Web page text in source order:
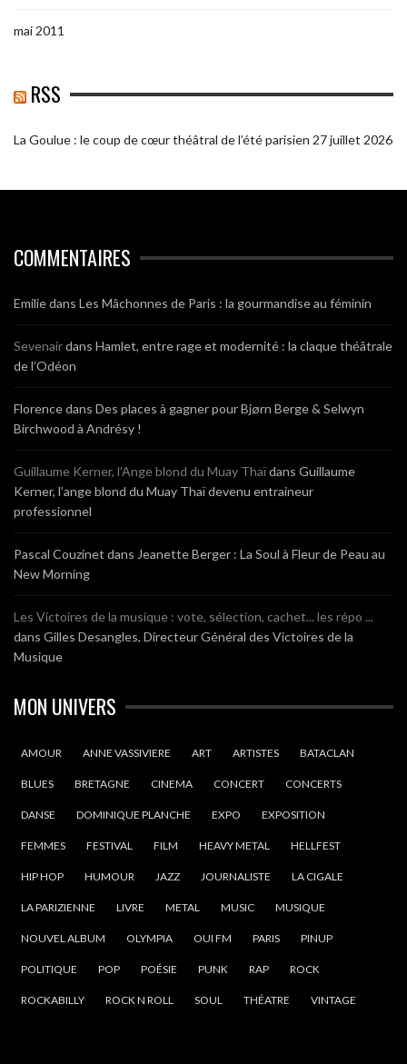
mai 2011
RSS
La Goulue : le coup de cœur théâtral de l’été parisien 27 juillet 2026
COMMENTAIRES
Emiliedans Les Mâchonnes de Paris : la gourmandise au féminin
Sevenairdans Hamlet, entre rage et modernité : la claque théâtrale
de l’Odéon
Florencedans Des places à gagner pour Bjørn Berge & Selwyn
Birchwood à Andrésy !
Guillaume Kerner, l’Ange blond du Muay Thaïdans Guillaume
Kerner, l’ange blond du Muay Thaï devenu entraineur
professionnel
Pascal Couzinet dans Jeanette Berger : La Soul à Fleur de Peau au
New Morning
Les Victoires de la musique : vote, sélection, cachet... les répo ...
dans Gilles Desangles, Directeur Général des Victoires de la
Musique
MON UNIVERS
AMOUR ANNE VASSIVIERE ART ARTISTES BATACLAN
BLUES BRETAGNE CINEMA CONCERT CONCERTS
DANSE DOMINIQUE PLANCHE EXPO EXPOSITION
FEMMES FESTIVAL FILM HEAVY METAL HELLFEST
HIP HOP HUMOUR JAZZ JOURNALISTE LA CIGALE
LA PARIZIENNE LIVRE METAL MUSIC MUSIQUE
NOUVEL ALBUM OLYMPIA OUI FM PARIS PINUP
POLITIQUE POP POÉSIE PUNK RAP ROCK
ROCKABILLY ROCK N ROLL SOUL THÉATRE VINTAGE